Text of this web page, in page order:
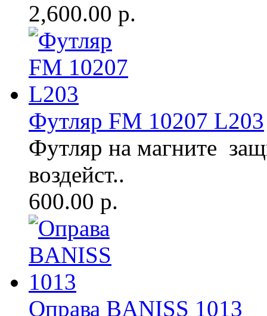
2,600.00 р.
Футляр FM 10207 L203
Футляр на магните
воздейст..
600.00 р.
Оправа BANISS 1013